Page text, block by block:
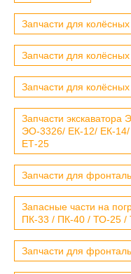
Запчасти для колёсных
Запчасти для
Запчасти для
Запчасти
ЭО-3326/ ЕК-12/ ЕК-
ЕТ-25
Запчасти для
Запасные части на
ПК-33 / ПК-40 / ТО-25
Запчасти для